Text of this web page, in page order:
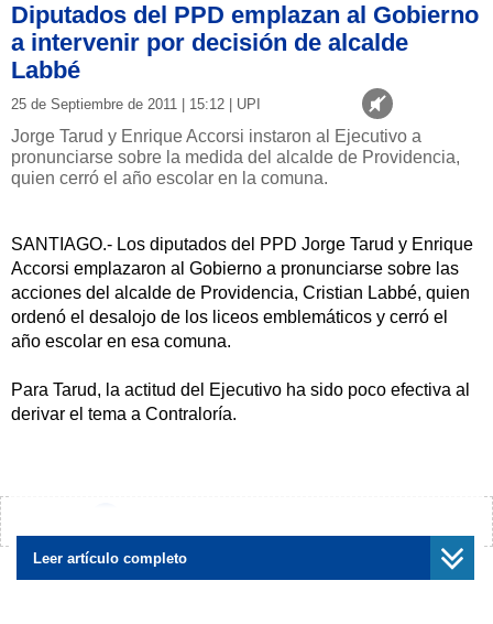
Diputados del PPD emplazan al Gobierno
a intervenir por decisión de alcalde
Labbé
25 de Septiembre de 2011 | 15:12 | UPI
Jorge Tarud y Enrique Accorsi instaron al Ejecutivo a
pronunciarse sobre la medida del alcalde de Providencia,
quien cerró el año escolar en la comuna.
SANTIAGO.- Los diputados del PPD Jorge Tarud y Enrique
Accorsi emplazaron al Gobierno a pronunciarse sobre las
acciones del alcalde de Providencia, Cristian Labbé, quien
ordenó el desalojo de los liceos emblemáticos y cerró el
año escolar en esa comuna.
Para Tarud, la actitud del Ejecutivo ha sido poco efectiva al
derivar el tema a Contraloría.
deshaga, con medidas absolutamente ilegales, y por lo
mismo, le hacemos un llamado al Gobierno, y
particularmente al ministro de Educación, para que
Leer artículo completo